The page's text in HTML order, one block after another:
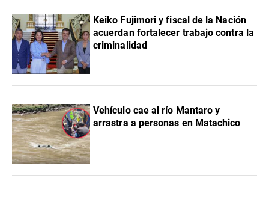
Keiko Fujimori y fiscal de la Nación
acuerdan fortalecer trabajo contra la
criminalidad
Vehículo cae al río Mantaro y
arrastra a personas en Matachico